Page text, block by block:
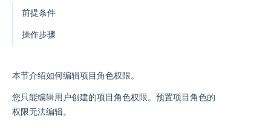
前提条件
操作步骤
本节介绍如何编辑项目角色权限。
您只能编辑用户创建的项目角色权限。预置项目角色的
权限无法编辑。